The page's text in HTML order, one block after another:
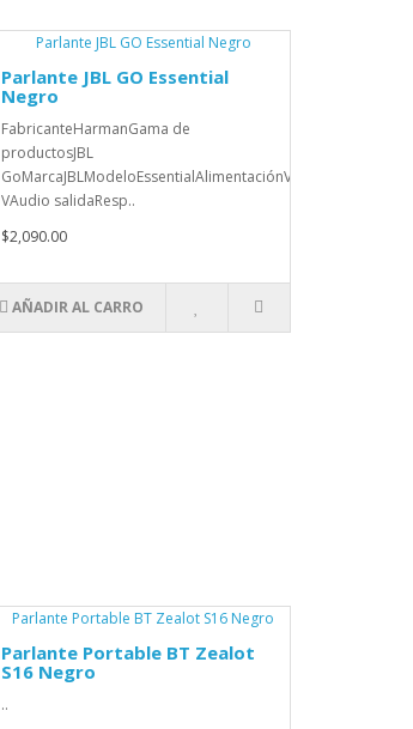
Parlante JBL GO Essential
Negro
FabricanteHarmanGama de
productosJBL
GoMarcaJBLModeloEssentialAlimentaciónVoltaje5
VAudio salidaResp..
$2,090.00
AÑADIR AL CARRO
Parlante Portable BT Zealot
S16 Negro
..